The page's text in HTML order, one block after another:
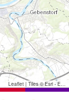
Leaflet | Tiles © Esri - Esri, DeLorme, NAVTEQ, TomTom, Intermap, iPC, USGS, FAO, NPS, NRCAN, GeoBase, Kadaster NL, Ordnance Survey, Esri Japan, METI, Esri China (Hong Kong), and the GIS User Community